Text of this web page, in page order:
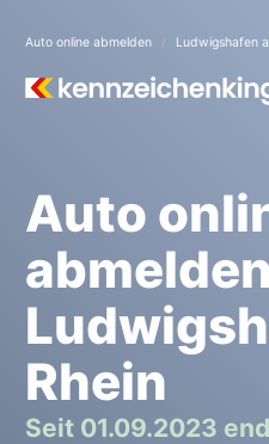
Auto online abmelden Ludwigshafen
Auto
abmelden
Rhein
Seit 01.09.2023